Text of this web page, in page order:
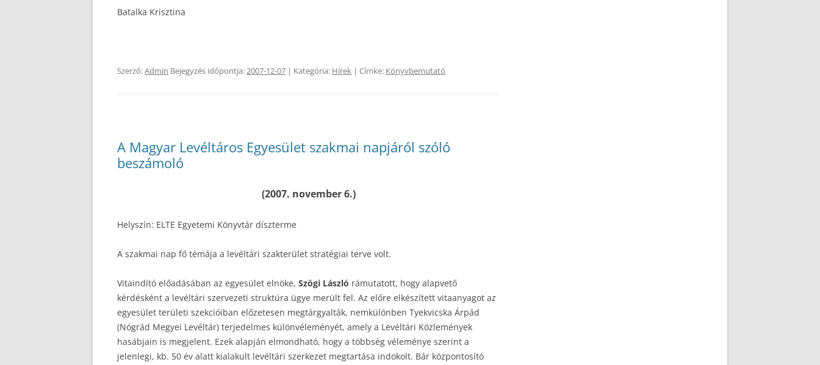
Batalka Krisztina
Szerző:Admin Bejegyzés időpontja:2007-12-07 | Kategória: Hírek | Címke: Könyvbemutató
A Magyar Levéltáros Egyesület szakmai napjáról szóló
beszámoló
(2007. november 6.)
Helyszín: ELTE Egyetemi Könyvtár díszterme
A szakmai nap fő témája a levéltári szakterület stratégiai terve volt.
Vitaindító előadásában az egyesület elnöke, Szögi László rámutatott, hogy alapvető
kérdésként a levéltári szervezeti struktúra ügye merült fel. Az előre elkészített vitaanyagot az
egyesület területi szekcióiban előzetesen megtárgyalták, nemkülönben Tyekvicska Árpád
(Nógrád Megyei Levéltár) terjedelmes különvéleményét, amely a Levéltári Közlemények
hasábjain is megjelent. Ezek alapján elmondható, hogy a többség véleménye szerint a
jelenlegi, kb. 50 év alatt kialakult levéltári szerkezet megtartása indokolt. Bár központosító